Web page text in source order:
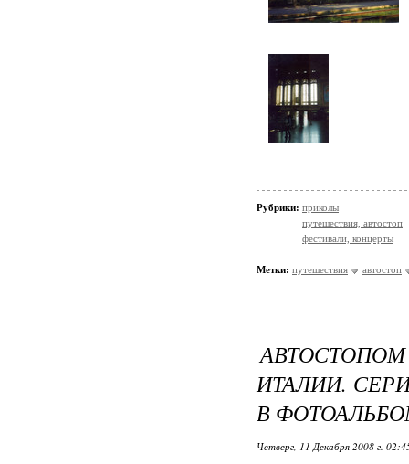
Рубрики: приколы
путешествия, автостоп
фестивали, концерты
Метки: путешествия автостоп
ИТАЛИИ.
В
Четверг, 11 Декабря 2008 г.